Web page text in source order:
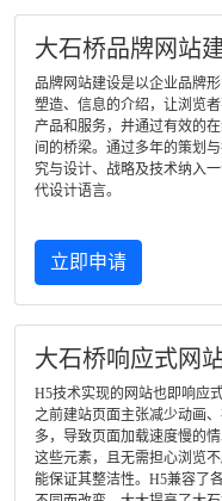
大石桥品牌网站
品牌网站建设是以企业品牌
塑造、信息的介绍，让浏览
产品和服务，并通过有效的
间的桥梁。通过多年的策划
究与设计、战略及技术纳入
代设计语言。
立即申请
大石桥响应式网
H5技术实现的网站也即响应
之前建站页面主张减少动画
多，导致页面加载速度慢的
这些元素，且无需担心浏览
能保证其整洁性。H5兼容了